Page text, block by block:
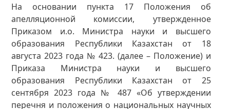
На основании пункта 17 Положения об
апелляционной комиссии, утвержденное
Приказом и.о. Министра науки и высшего
образования Республики Казахстан от 18
августа 2023 года № 423. (далее – Положение) и
Приказа Министра науки и высшего
образования Республики Казахстан от 25
сентября 2023 года № 487 «Об утверждении
перечня и положения о национальных научных